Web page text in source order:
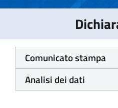
Comunicato stampa
Analisi dei dati